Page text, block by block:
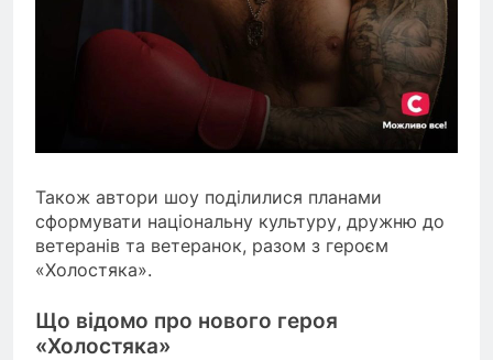
Також автори шоу поділилися планами
сформувати національну культуру, дружню до
ветеранів та ветеранок, разом з героєм
«Холостяка».
Що відомо про нового героя
«Холостяка»